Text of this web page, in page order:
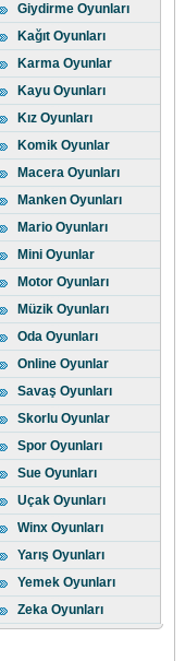
Giydirme Oyunları
Kağıt Oyunları
Karma Oyunlar
Kayu Oyunları
Kız Oyunları
Komik Oyunlar
Macera Oyunları
Manken Oyunları
Mario Oyunları
Mini Oyunlar
Motor Oyunları
Müzik Oyunları
Oda Oyunları
Online Oyunlar
Savaş Oyunları
Skorlu Oyunlar
Spor Oyunları
Sue Oyunları
Uçak Oyunları
Winx Oyunları
Yarış Oyunları
Yemek Oyunları
Zeka Oyunları